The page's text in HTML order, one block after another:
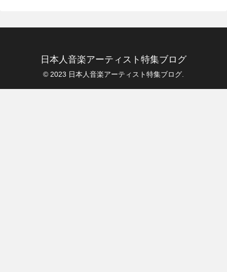
日本人音楽アーティスト特集ブログ
© 2023 日本人音楽アーティスト特集ブログ.